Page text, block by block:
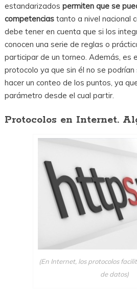
estandarizados permiten que se
competenciastanto a nivel nacional
debe tener en cuenta que si los
conocen una serie de reglas o
participar de un torneo. Además, es
protocolo ya que sin él no se
hacer un conteo de los puntos, ya
parámetro desde el cual partir.
Protocolos en Internet.
(En Internet, los protocolos
de datos)